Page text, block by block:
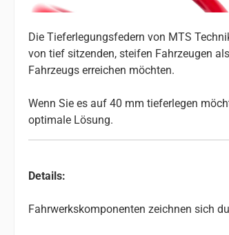
Die Tieferlegungsfedern von MTS
von tief sitzenden, steifen Fahrzeugen
Fahrzeugs erreichen möchten.
Wenn Sie es auf 40 mm tieferlegen
optimale Lösung.
Details:
Fahrwerkskomponenten zeichnen sich